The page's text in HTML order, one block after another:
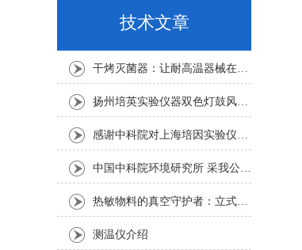
技术文章
干烤灭菌器：让耐高温器械在无水高温中重获无菌新生
扬州培英实验仪器双色灯鼓风干燥箱
感谢中科院对上海培因实验仪器的认可
中国中科院环境研究所 采我公司仪器300L人工气候箱 实验效果获高度评价
热敏物料的真空守护者：立式真空干燥箱选购指南
测温仪介绍